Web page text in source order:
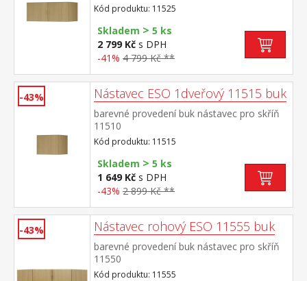
Kód produktu: 11525
Skladem > 5 ks
2 799 Kč s DPH
-41% 4 799 Kč **
-43% Nástavec ESO 1dveřový 11515 buk
barevné provedení buk nástavec pro skříň
11510
Kód produktu: 11515
Skladem > 5 ks
1 649 Kč s DPH
-43% 2 899 Kč **
-43% Nástavec rohový ESO 11555 buk
barevné provedení buk nástavec pro skříň
11550
Kód produktu: 11555